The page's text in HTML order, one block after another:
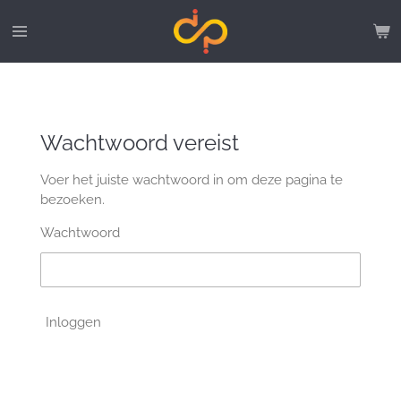
direct
Wachtwoord vereist
Voer het juiste wachtwoord in om deze pagina te
bezoeken.
Wachtwoord
Inloggen